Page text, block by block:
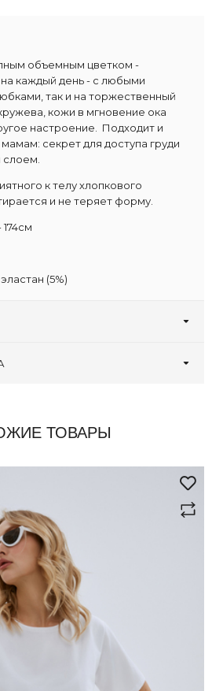
объемным цветком -
каждый день - с любыми
так и на торжественный
кожи в мгновение ока
настроение. Подходит и
секрет для доступа груди
слоем.
к телу хлопкового
и не теряет форму.
(5%)
отзыв!
ТОВАРЫ